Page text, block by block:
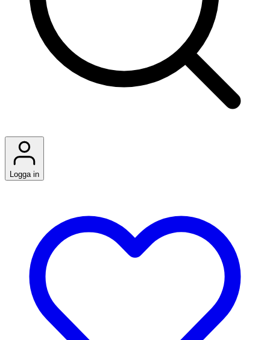
Logga in